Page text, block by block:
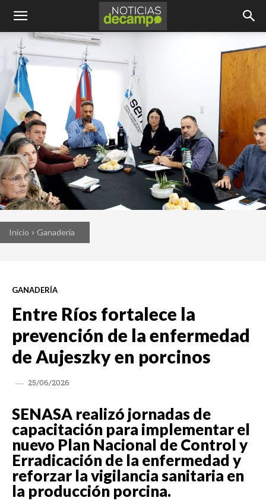
Inicio Ganadería
GANADERÍA
Entre Ríos fortalece la
prevención de la enfermedad
de Aujeszky en porcinos
25/06/2026
SENASA realizó jornadas de
capacitación para implementar el
nuevo Plan Nacional de Control y
Erradicación de la enfermedad y
reforzar la vigilancia sanitaria en
la producción porcina.